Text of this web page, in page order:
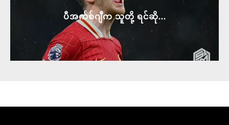
ပီအက်စ်ဂျီက သူတို့ ရင်ဆို...